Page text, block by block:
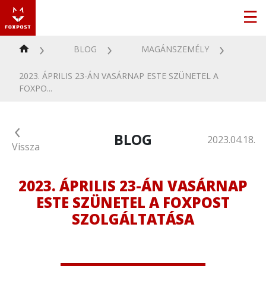
BLOG MAGÁNSZEMÉLY
2023. ÁPRILIS 23-ÁN VASÁRNAP ESTE SZÜNETEL A
FOXPO...
Vissza BLOG 2023.04.18.
2023. ÁPRILIS 23-ÁN VASÁRNAP
ESTE SZÜNETEL A FOXPOST
SZOLGÁLTATÁSA